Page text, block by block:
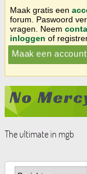
Maak gratis een
forum. Paswoord
vragen. Neem
inloggen of
Maak een account
The ultimate in mgb